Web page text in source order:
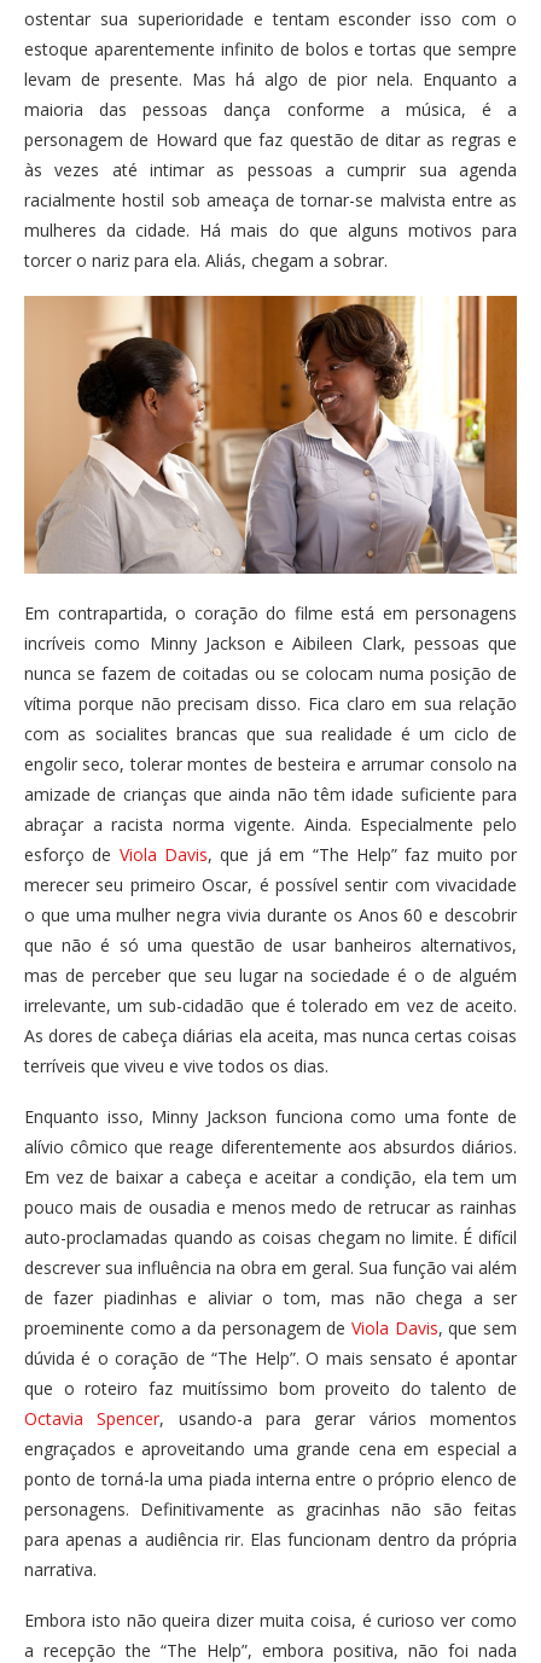
ostentar sua superioridade e tentam esconder isso com o
estoque aparentemente infinito de bolos e tortas que sempre
levam de presente. Mas há algo de pior nela. Enquanto a
maioria das pessoas dança conforme a música, é a
personagem de Howard que faz questão de ditar as regras e
às vezes até intimar as pessoas a cumprir sua agenda
racialmente hostil sob ameaça de tornar-se malvista entre as
mulheres da cidade. Há mais do que alguns motivos para
torcer o nariz para ela. Aliás, chegam a sobrar.
Em contrapartida, o coração do filme está em personagens
incríveis como Minny Jackson e Aibileen Clark, pessoas que
nunca se fazem de coitadas ou se colocam numa posição de
vítima porque não precisam disso. Fica claro em sua relação
com as socialites brancas que sua realidade é um ciclo de
engolir seco, tolerar montes de besteira e arrumar consolo na
amizade de crianças que ainda não têm idade suficiente para
abraçar a racista norma vigente. Ainda. Especialmente pelo
esforço de Viola Davis, que já em “The Help” faz muito por
merecer seu primeiro Oscar, é possível sentir com vivacidade
o que uma mulher negra vivia durante os Anos 60 e descobrir
que não é só uma questão de usar banheiros alternativos,
mas de perceber que seu lugar na sociedade é o de alguém
irrelevante, um sub-cidadão que é tolerado em vez de aceito.
As dores de cabeça diárias ela aceita, mas nunca certas coisas
terríveis que viveu e vive todos os dias.
Enquanto isso, Minny Jackson funciona como uma fonte de
alívio cômico que reage diferentemente aos absurdos diários.
Em vez de baixar a cabeça e aceitar a condição, ela tem um
pouco mais de ousadia e menos medo de retrucar as rainhas
auto-proclamadas quando as coisas chegam no limite. É difícil
descrever sua influência na obra em geral. Sua função vai além
de fazer piadinhas e aliviar o tom, mas não chega a ser
proeminente como a da personagem de Viola Davis, que sem
dúvida é o coração de “The Help”. O mais sensato é apontar
que o roteiro faz muitíssimo bom proveito do talento de
Octavia Spencer, usando-a para gerar vários momentos
engraçados e aproveitando uma grande cena em especial a
ponto de torná-la uma piada interna entre o próprio elenco de
personagens. Definitivamente as gracinhas não são feitas
para apenas a audiência rir. Elas funcionam dentro da própria
narrativa.
Embora isto não queira dizer muita coisa, é curioso ver como
a recepção the “The Help”, embora positiva, não foi nada